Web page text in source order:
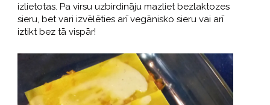
izlietotas. Pa virsu uzbirdināju mazliet bezlaktozes
sieru, bet vari izvēlēties arī vegānisko sieru vai arī
iztikt bez tā vispār!